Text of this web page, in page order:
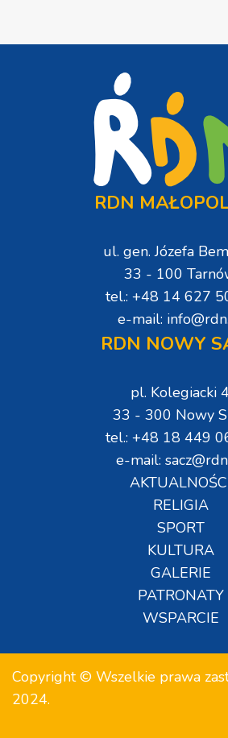
RDN
ul. gen. Józefa
33 - 100
tel.: +48 14 627
e-mail:
RDN NOWY
pl. Kolegiacki 4
33 - 300 Nowy
tel.: +48 18 449
e-mail:
RELIGIA
SPORT
KULTURA
GALERIE
PATRONATY
WSPARCIE
Copyright © Wszelkie prawa
2024.